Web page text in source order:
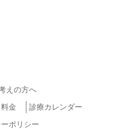
えの方へ
料金
診療カレンダー
ポリシー